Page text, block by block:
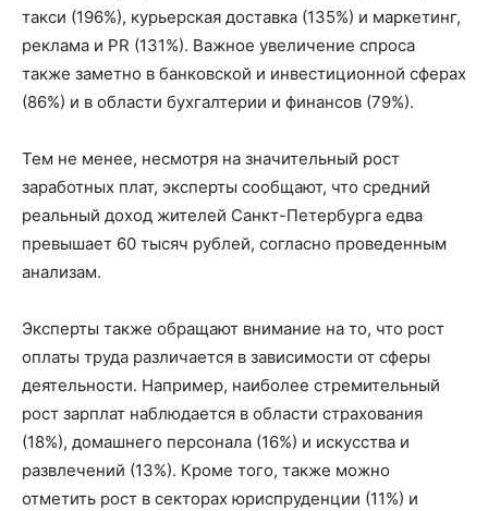
такси (196%), курьерская доставка (135%) и маркетинг,
реклама и PR (131%). Важное увеличение спроса
также заметно в банковской и инвестиционной сферах
(86%) и в области бухгалтерии и финансов (79%).
Тем не менее, несмотря на значительный рост
заработных плат, эксперты сообщают, что средний
реальный доход жителей Санкт-Петербурга едва
превышает 60 тысяч рублей, согласно проведенным
анализам.
Эксперты также обращают внимание на то, что рост
оплаты труда различается в зависимости от сферы
деятельности. Например, наиболее стремительный
рост зарплат наблюдается в области страхования
(18%), домашнего персонала (16%) и искусства и
развлечений (13%). Кроме того, также можно
отметить рост в секторах юриспруденции (11%) и